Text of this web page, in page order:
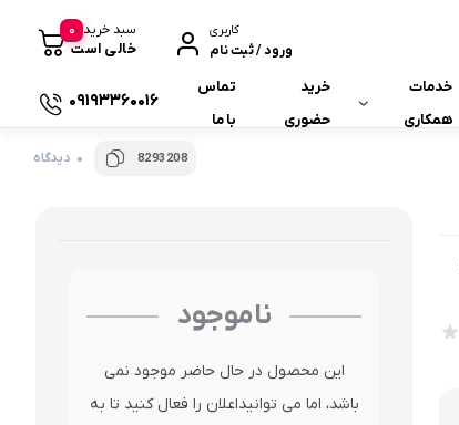
کاربری
ورود / ثبت نام
سبد خرید
خالی است
0
خدمات
همکاری
خرید
حضوری
تماس
با ما
09193360016
8293208 0 دیدگاه
ناموجود
این محصول در حال حاضر موجود نمی
باشد، اما می توانیداعلان را فعال کنید تا به